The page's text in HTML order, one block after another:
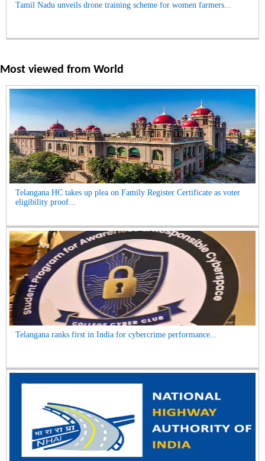
Tamil Nadu unveils drone training scheme for women farmers...
Most viewed from World
Telangana HC takes up plea on Family Register Certificate as voter
eligibility proof...
Telangana ranks first in India for cybercrime performance...